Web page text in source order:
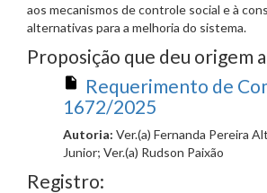
aos mecanismos de controle social e à
alternativas para a melhoria do sistema.
Proposição que deu origem
Requerimento de
1672/2025
Autoria: Ver.(a) Fernanda Pereira
Junior; Ver.(a) Rudson Paixão
Registro: